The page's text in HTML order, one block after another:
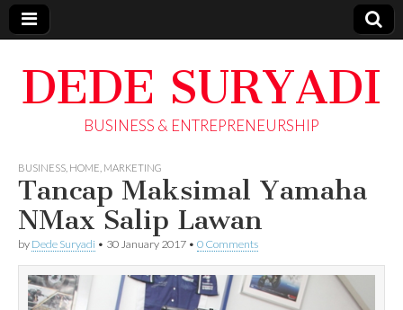
DEDE SURYADI
BUSINESS & ENTREPRENEURSHIP
BUSINESS HOME MARKETING
Tancap Maksimal Yamaha
NMax Salip Lawan
by Dede Suryadi • 30 January 2017 • 0 Comments